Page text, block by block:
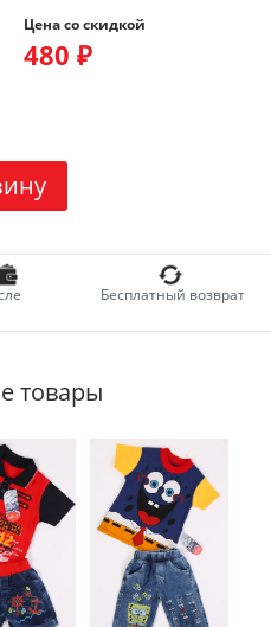
Цена со скидкой
480 ₽
Бесплатный возврат
товары